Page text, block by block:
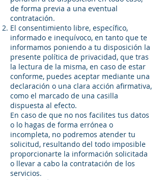
de forma previa a una eventual
contratación.
El consentimiento libre, específico,
informado e inequívoco, en tanto que te
informamos poniendo a tu disposición la
presente política de privacidad, que tras
la lectura de la misma, en caso de estar
conforme, puedes aceptar mediante una
declaración o una clara acción afirmativa,
como el marcado de una casilla
dispuesta al efecto.
En caso de que no nos facilites tus datos
o lo hagas de forma errónea o
incompleta, no podremos atender tu
solicitud, resultando del todo imposible
proporcionarte la información solicitada
o llevar a cabo la contratación de los
servicios.